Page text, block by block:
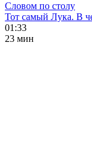
Словом по столу
Тот самый Лука. В
01:33
23 мин